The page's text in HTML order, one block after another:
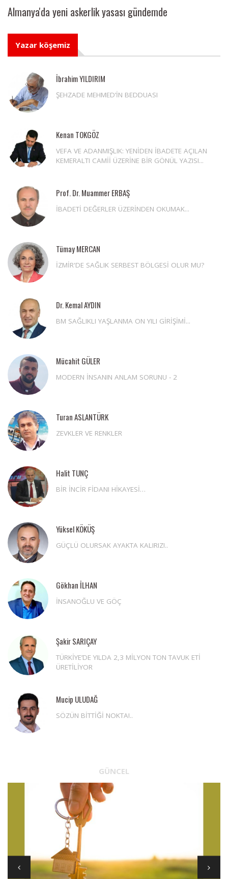
Almanya'da yeni askerlik yasası gündemde
Yazar köşemiz
İbrahim YILDIRIM
ŞEHZADE MEHMED’İN BEDDUASI
Kenan TOKGÖZ
VEFA VE ADANMIŞLIK: YENİDEN İBADETE AÇILAN
KEMERALTI CAMİİ ÜZERİNE BİR GÖNÜL YAZISI...
Prof. Dr. Muammer ERBAŞ
İBADETİ DEĞERLER ÜZERİNDEN OKUMAK...
Tümay MERCAN
İZMİR'DE SAĞLIK SERBEST BÖLGESİ OLUR MU?
Dr. Kemal AYDIN
BM SAĞLIKLI YAŞLANMA ON YILI GİRİŞİMİ...
Mücahit GÜLER
MODERN İNSANIN ANLAM SORUNU - 2
Turan ASLANTÜRK
ZEVKLER VE RENKLER
Halit TUNÇ
BİR İNCİR FİDANI HİKAYESİ…
Yüksel KÖKÜŞ
GÜÇLÜ OLURSAK AYAKTA KALIRIZ!..
Gökhan İLHAN
İNSANOĞLU VE GÖÇ
Şakir SARIÇAY
TÜRKİYE’DE YILDA 2,3 MİLYON TON TAVUK ETİ
ÜRETİLİYOR
Mucip ULUDAĞ
SÖZÜN BİTTİĞİ NOKTA!..
GÜNCEL